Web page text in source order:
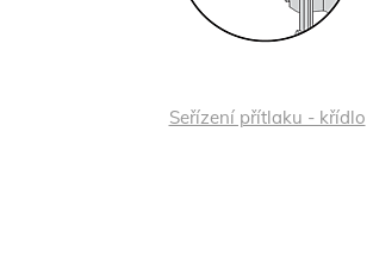
Seřízení přítlaku - křídlo